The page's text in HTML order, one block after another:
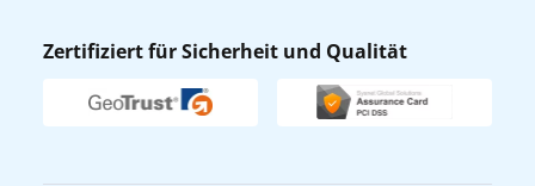
Verhaltens- & Ethikkodex
Newsletter
Zertifiziert für Sicherheit und Qualität